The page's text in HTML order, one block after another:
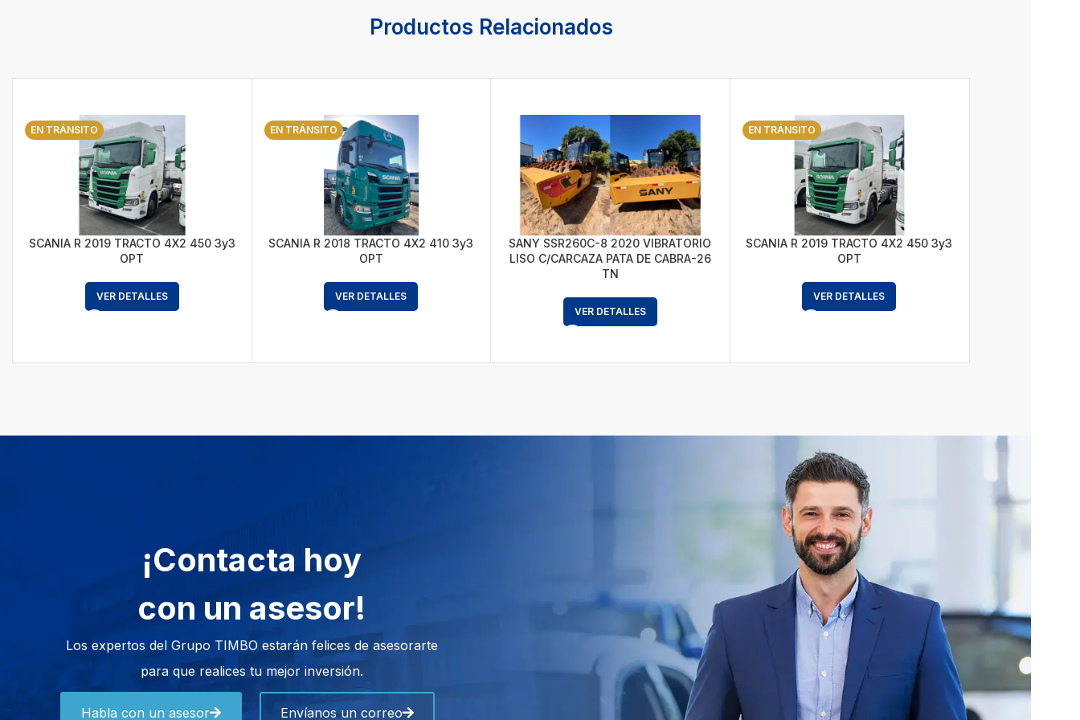
Productos Relacionados
EN TRÁNSITO
SCANIA R 2019 TRACTO 4X2 450 3y3
OPT
VER DETALLES
EN TRÁNSITO
SCANIA R 2018 TRACTO 4X2 410 3y3
OPT
VER DETALLES
SANY SSR260C-8 2020 VIBRATORIO
LISO C/CARCAZA PATA DE CABRA-26
TN
VER DETALLES
EN TRÁNSITO
SCANIA R 2019 TRACTO 4X2 450 3y3
OPT
VER DETALLES
¡Contacta hoy
con un asesor!
Los expertos del Grupo TIMBO estarán felices de asesorarte
para que realices tu mejor inversión.
Habla con un asesor Envíanos un correo